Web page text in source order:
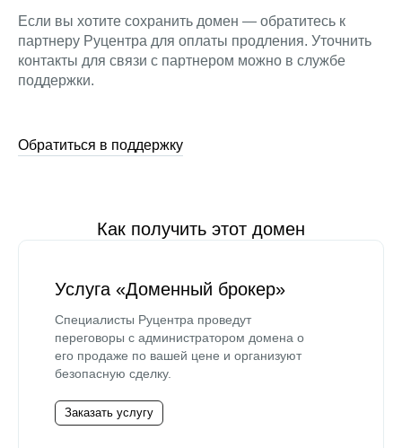
Если вы хотите сохранить домен — обратитесь к
партнеру Руцентра для оплаты продления. Уточнить
контакты для связи с партнером можно в службе
поддержки.
Обратиться в поддержку
Как получить этот домен
Услуга «Доменный брокер»
Специалисты Руцентра проведут
переговоры с администратором домена о
его продаже по вашей цене и организуют
безопасную сделку.
Заказать услугу